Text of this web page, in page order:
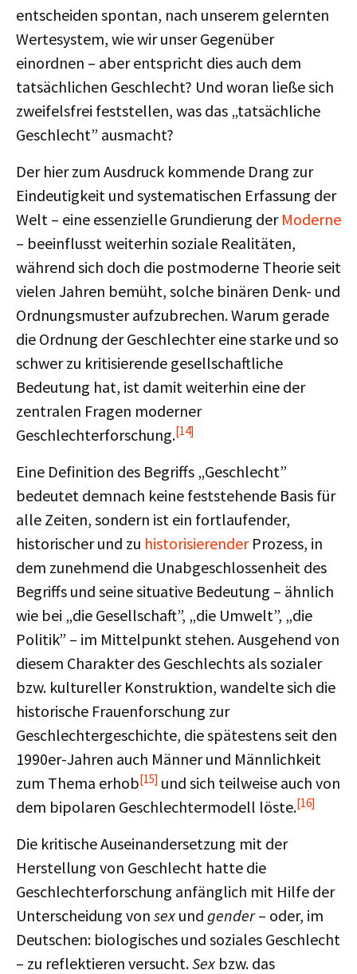
entscheiden spontan, nach unserem gelernten
Wertesystem, wie wir unser Gegenüber
einordnen – aber entspricht dies auch dem
tatsächlichen Geschlecht? Und woran ließe sich
zweifelsfrei feststellen, was das „tatsächliche
Geschlecht” ausmacht?
Der hier zum Ausdruck kommende Drang zur
Eindeutigkeit und systematischen Erfassung der
Welt – eine essenzielle Grundierung der Moderne
– beeinflusst weiterhin soziale Realitäten,
während sich doch die postmoderne Theorie seit
vielen Jahren bemüht, solche binären Denk- und
Ordnungsmuster aufzubrechen. Warum gerade
die Ordnung der Geschlechter eine starke und so
schwer zu kritisierende gesellschaftliche
Bedeutung hat, ist damit weiterhin eine der
zentralen Fragen moderner
Geschlechterforschung.[14]
Eine Definition des Begriffs „Geschlecht”
bedeutet demnach keine feststehende Basis für
alle Zeiten, sondern ist ein fortlaufender,
historischer und zu historisierenderProzess, in
dem zunehmend die Unabgeschlossenheit des
Begriffs und seine situative Bedeutung – ähnlich
wie bei „die Gesellschaft”, „die Umwelt”, „die
Politik” – im Mittelpunkt stehen. Ausgehend von
diesem Charakter des Geschlechts als sozialer
bzw. kultureller Konstruktion, wandelte sich die
historische Frauenforschung zur
Geschlechtergeschichte, die spätestens seit den
1990er-Jahren auch Männer und Männlichkeit
zum Thema erhob[15] und sich teilweise auch von
dem bipolaren Geschlechtermodell löste.[16]
Die kritische Auseinandersetzung mit der
Herstellung von Geschlecht hatte die
Geschlechterforschung anfänglich mit Hilfe der
Unterscheidung von sex und gender– oder, im
Deutschen: biologisches und soziales Geschlecht
– zu reflektieren versucht.Sex bzw. das